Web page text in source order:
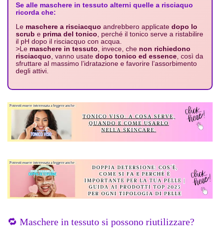
Se alle maschere in tessuto alterni quelle a risciaquo
ricorda che:
Le maschere a risciacquo andrebbero applicate dopo lo
scrub e prima del tonico , perché il tonico serve a ristabilire
il pH dopo il risciacquo con acqua.
>Le maschere in tessuto , invece, che non richiedono
risciacquo , vanno usate dopo tonico ed essence , così da
sfruttare al massimo l’idratazione e favorire l’assorbimento
degli attivi.
🔁 Maschere in tessuto si possono riutilizzare?